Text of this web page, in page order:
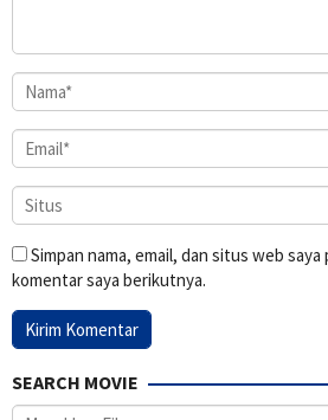
Simpan nama, email, dan situs web
komentar saya berikutnya.
SEARCH MOVIE